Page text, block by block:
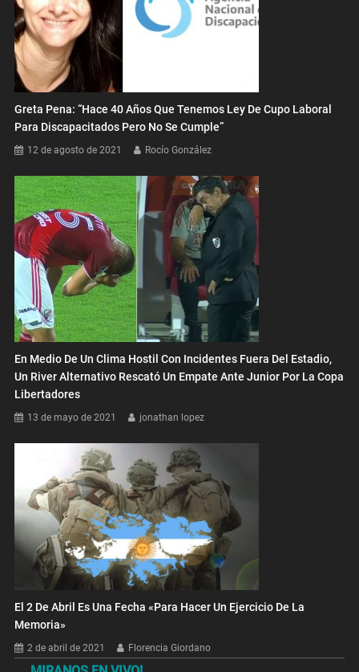
Greta Pena: “Hace 40 Años Que Tenemos Ley De Cupo Laboral
Para Discapacitados Pero No Se Cumple”
12 de agosto de 2021 Rocío González
En Medio De Un Clima Hostil Con Incidentes Fuera Del Estadio,
Un River Alternativo Rescató Un Empate Ante Junior Por La Copa
Libertadores
13 de mayo de 2021 jonathan lopez
El 2 De Abril Es Una Fecha «para Hacer Un Ejercicio De La
Memoria»
2 de abril de 2021 Florencia Giordano